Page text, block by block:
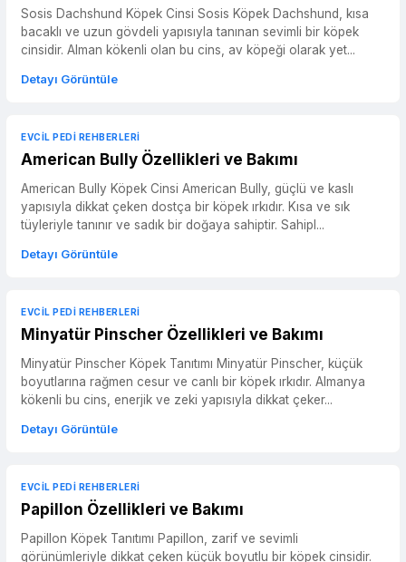
Sosis Dachshund Köpek Cinsi Sosis Köpek Dachshund, kısa
bacaklı ve uzun gövdeli yapısıyla tanınan sevimli bir köpek
cinsidir. Alman kökenli olan bu cins, av köpeği olarak yet...
Detayı Görüntüle
EVCIL PEDI REHBERLERI
American Bully Özellikleri ve Bakımı
American Bully Köpek Cinsi American Bully, güçlü ve kaslı
yapısıyla dikkat çeken dostça bir köpek ırkıdır. Kısa ve sık
tüyleriyle tanınır ve sadık bir doğaya sahiptir. Sahipl...
Detayı Görüntüle
EVCIL PEDI REHBERLERI
Minyatür Pinscher Özellikleri ve Bakımı
Minyatür Pinscher Köpek Tanıtımı Minyatür Pinscher, küçük
boyutlarına rağmen cesur ve canlı bir köpek ırkıdır. Almanya
kökenli bu cins, enerjik ve zeki yapısıyla dikkat çeker...
Detayı Görüntüle
EVCIL PEDI REHBERLERI
Papillon Özellikleri ve Bakımı
Papillon Köpek Tanıtımı Papillon, zarif ve sevimli
görünümleriyle dikkat çeken küçük boyutlu bir köpek cinsidir.